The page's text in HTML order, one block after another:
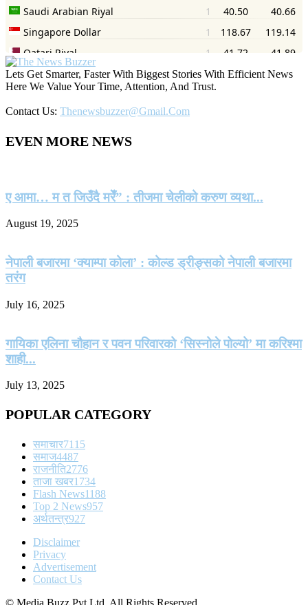
Lets Get Smarter, Faster With Biggest Stories With Efficient News
Here We Value Your Time, Attention, And Trust.
Contact Us: Thenewsbuzzer@gmail.com
EVEN MORE NEWS
ए आमा… म त जिउँदै मरेँ” : तीजमा चेलीको करुण व्यथा...
August 19, 2025
नेपाली बजारमा ‘क्याम्पा कोला’ : कोल्ड ड्रीङ्सको नेपाली बजारमा
तरंग
July 16, 2025
गायिका एलिना चौहान र पवन परिवारको ‘सिस्नोले पोल्यो’ मा करिश्मा
शाही...
July 13, 2025
POPULAR CATEGORY
समाचार7115
समाज4487
राजनीति2776
ताजा खबर1734
Flash News1188
Top 2 News957
अर्थतन्त्र927
Disclaimer
Privacy
Advertisement
Contact Us
© Media Buzz Pvt Ltd. All Rights Reserved